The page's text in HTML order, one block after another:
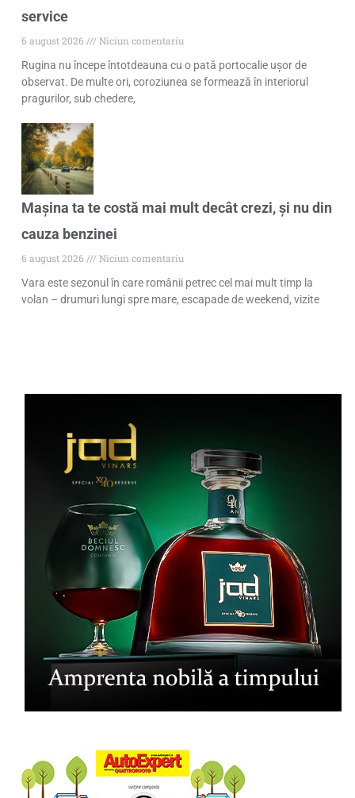
service
6 august 2026
Niciun comentariu
Rugina nu începe întotdeauna cu o pată portocalie ușor de
observat. De multe ori, coroziunea se formează în interiorul
pragurilor, sub chedere,
Mașina ta te costă mai mult decât crezi, și nu din
cauza benzinei
6 august 2026
Niciun comentariu
Vara este sezonul în care românii petrec cel mai mult timp la
volan – drumuri lungi spre mare, escapade de weekend, vizite